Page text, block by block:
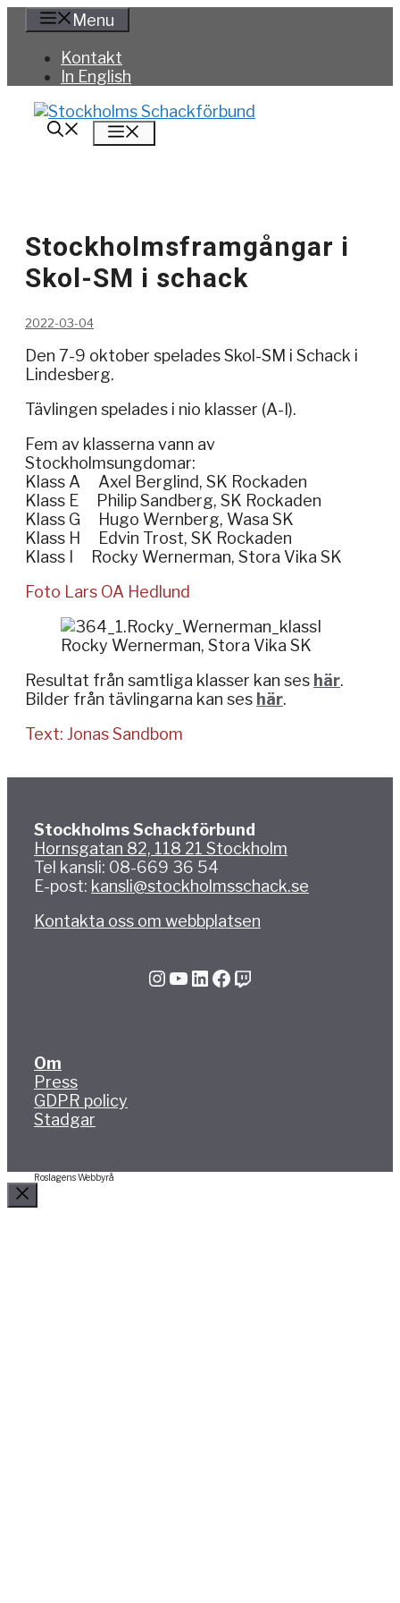
Hoppa
innehåll
Menu
Kontakt
In English
Stockholmsframgångar i
Skol-SM i schack
2022-03-04
Den 7-9 oktober spelades Skol-SM i Schack i
Lindesberg.
Tävlingen spelades i nio klasser (A-I).
Fem av klasserna vann av
Stockholmsungdomar:
Klass A Axel Berglind, SK Rockaden
Klass E Philip Sandberg, SK Rockaden
Klass G Hugo Wernberg, Wasa SK
Klass H Edvin Trost, SK Rockaden
Klass I Rocky Wernerman, Stora Vika SK
Foto Lars OA Hedlund
Rocky Wernerman, Stora Vika SK
Resultat från samtliga klasser kan ses här.
Bilder från tävlingarna kan ses här.
Text: Jonas Sandbom
Stockholms Schackförbund
Hornsgatan 82, 118 21 Stockholm
Tel kansli: 08-669 36 54
E-post: kansli@stockholmsschack.se
Kontakta oss om webbplatsen
InstagramYouTube LinkedIn Facebook Twitch
Om
Press
GDPR policy
Stadgar
Roslagens Webbyrå
Stäng